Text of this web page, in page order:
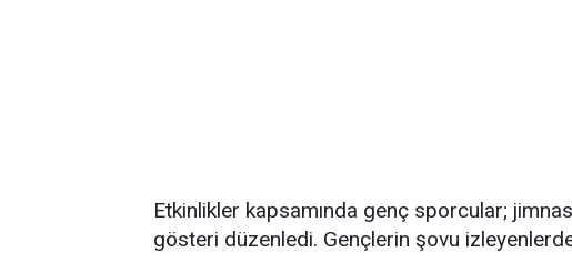
Etkinlikler kapsamında genç sporcular;
gösteri düzenledi. Gençlerin şovu